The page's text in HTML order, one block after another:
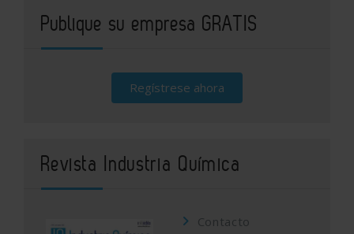
Publique su empresa GRATIS
Regístrese ahora
Revista Industria Química
Contacto